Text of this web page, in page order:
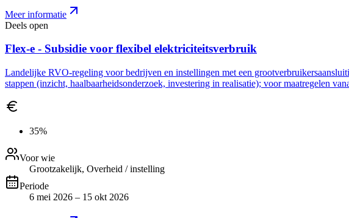
Meer informatie
Deels open
Flex-e - Subsidie voor flexibel elektriciteitsverbruik
Landelijke RVO-regeling voor bedrijven en instellingen met een
stappen (inzicht, haalbaarheidsonderzoek, investering in realisatie); voor maatregelen
35%
Voor wie
Grootzakelijk, Overheid / instelling
Periode
6 mei 2026 – 15 okt 2026